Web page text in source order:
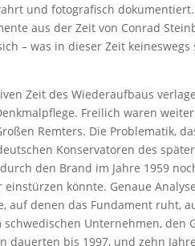
und fotografisch
aus der Zeit von Conrad
– was in dieser Zeit
Zeit des Wiederaufbaus
Freilich waren
Remters. Die Problematik,
Konservatoren des
den Brand im Jahre 1959
einstürzen könnte. Genaue
auf denen das Fundament ruht,
schwedischen Unternehmen,
dauerten bis 1997, und zehn